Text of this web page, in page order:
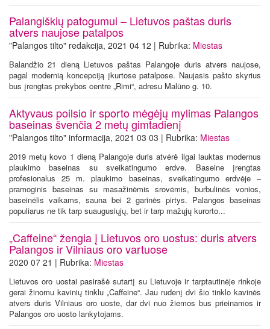
Palangiškių patogumui – Lietuvos paštas duris
atvers naujose patalpos
"Palangos tilto" redakcija, 2021 04 12 | Rubrika: Miestas
Balandžio 21 dieną Lietuvos paštas Palangoje duris atvers naujose,
pagal modernią koncepciją įkurtose patalpose. Naujasis pašto skyrius
bus įrengtas prekybos centre „Rimi“, adresu Malūno g. 10.
Aktyvaus poilsio ir sporto mėgėjų mylimas Palangos
baseinas švenčia 2 metų gimtadienį
"Palangos tilto" informacija, 2021 03 03 | Rubrika: Miestas
2019 metų kovo 1 dieną Palangoje duris atvėrė ilgai lauktas modernus
plaukimo baseinas su sveikatingumo erdve. Baseine įrengtas
profesionalus 25 m. plaukimo baseinas, sveikatingumo erdvėje –
pramoginis baseinas su masažinėmis srovėmis, burbulinės vonios,
baseinėlis vaikams, sauna bei 2 garinės pirtys. Palangos baseinas
populiarus ne tik tarp suaugusiųjų, bet ir tarp mažųjų kurorto...
„Caffeine“ žengia į Lietuvos oro uostus: duris atvers
Palangos ir Vilniaus oro vartuose
2020 07 21 | Rubrika: Miestas
Lietuvos oro uostai pasirašė sutartį su Lietuvoje ir tarptautinėje rinkoje
gerai žinomu kavinių tinklu „Caffeine“. Jau rudenį dvi šio tinklo kavinės
atvers duris Vilniaus oro uoste, dar dvi nuo žiemos bus prieinamos ir
Palangos oro uosto lankytojams.